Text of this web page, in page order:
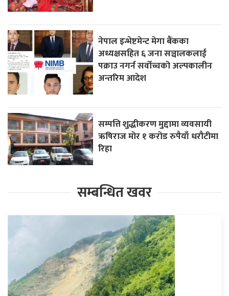
नेपाल इन्भेष्टमेन्ट मेगा बैंकका
अध्यक्षसहित ६ जना सञ्चालकलाई
पक्राउ नगर्न सर्वोच्चको अल्पकालीन
अन्तरिम आदेश
सम्पत्ति शुद्धीकरण मुद्दामा व्यवसायी
ऋषिराज मोर १ करोड रुपैयाँ धरौटीमा
रिहा
सम्बन्धित खवर